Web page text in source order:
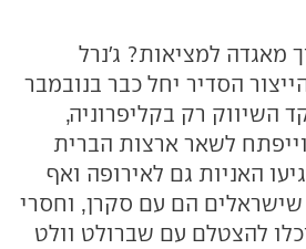
מאגדה למציאות? ג'נרל
הסדיר יחל כבר בנובמבר
השיווק רק בקליפרוניה,
וייפתח לשאר ארצות הברית
יגיעו האניות גם לאירופה ואף
שישראלים הם עם סקרן, וחסרי
להצטלם עם שברולט וולט